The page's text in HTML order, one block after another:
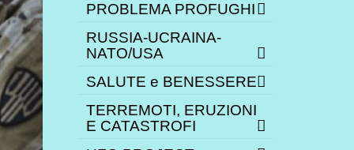
PROBLEMA PROFUGHI
RUSSIA-UCRAINA-
NATO/USA
SALUTE e BENESSERE
TERREMOTI, ERUZIONI
E CATASTROFI